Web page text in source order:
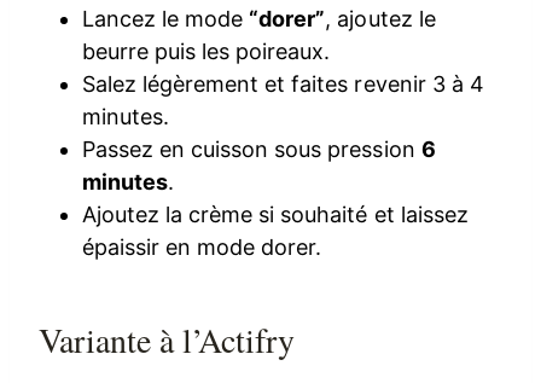
Lancez le mode “dorer”, ajoutez le
beurre puis les poireaux.
Salez légèrement et faites revenir 3 à 4
minutes.
Passez en cuisson sous pression 6
minutes.
Ajoutez la crème si souhaité et laissez
épaissir en mode dorer.
Variante à l’Actifry